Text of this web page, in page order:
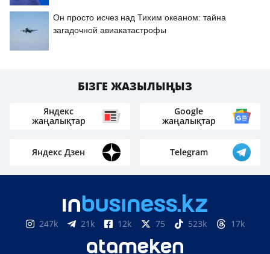
Он просто исчез над Тихим океаном: тайна
загадочной авиакатастрофы
БІЗГЕ ЖАЗЫЛЫҢЫЗ
Яндекс
жаңалықтар
Google
жаңалықтар
Яндекс Дзен Telegram
247k 21k 12k 75 523k 17k